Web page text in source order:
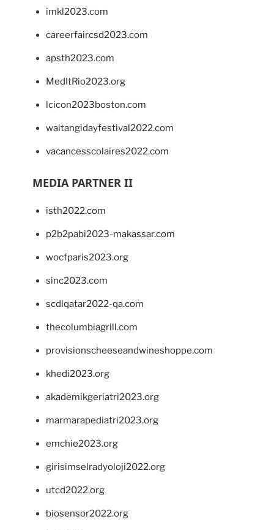
imkl2023.com
careerfaircsd2023.com
apsth2023.com
MedItRio2023.org
lcicon2023boston.com
waitangidayfestival2022.com
vacancesscolaires2022.com
MEDIA PARTNER II
isth2022.com
p2b2pabi2023-makassar.com
wocfparis2023.org
sinc2023.com
scdlqatar2022-qa.com
thecolumbiagrill.com
provisionscheeseandwineshoppe.com
khedi2023.org
akademikgeriatri2023.org
marmarapediatri2023.org
emchie2023.org
girisimselradyoloji2022.org
utcd2022.org
biosensor2022.org